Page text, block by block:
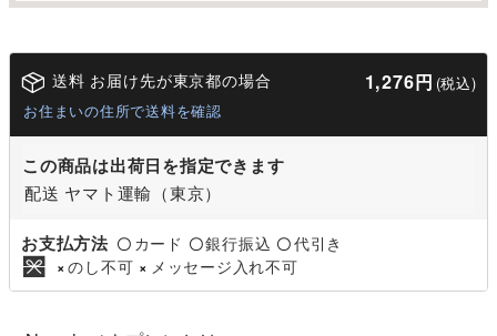
送料 お届け先が東京都の場合 1,276円 (税込)
お住まいの住所で送料を確認
この商品は出荷日を指定できます
配送 ヤマト運輸（東京）
お支払方法 〇 カード 〇銀行振込 〇代引き
× のし不可 × メッセージ入れ不可